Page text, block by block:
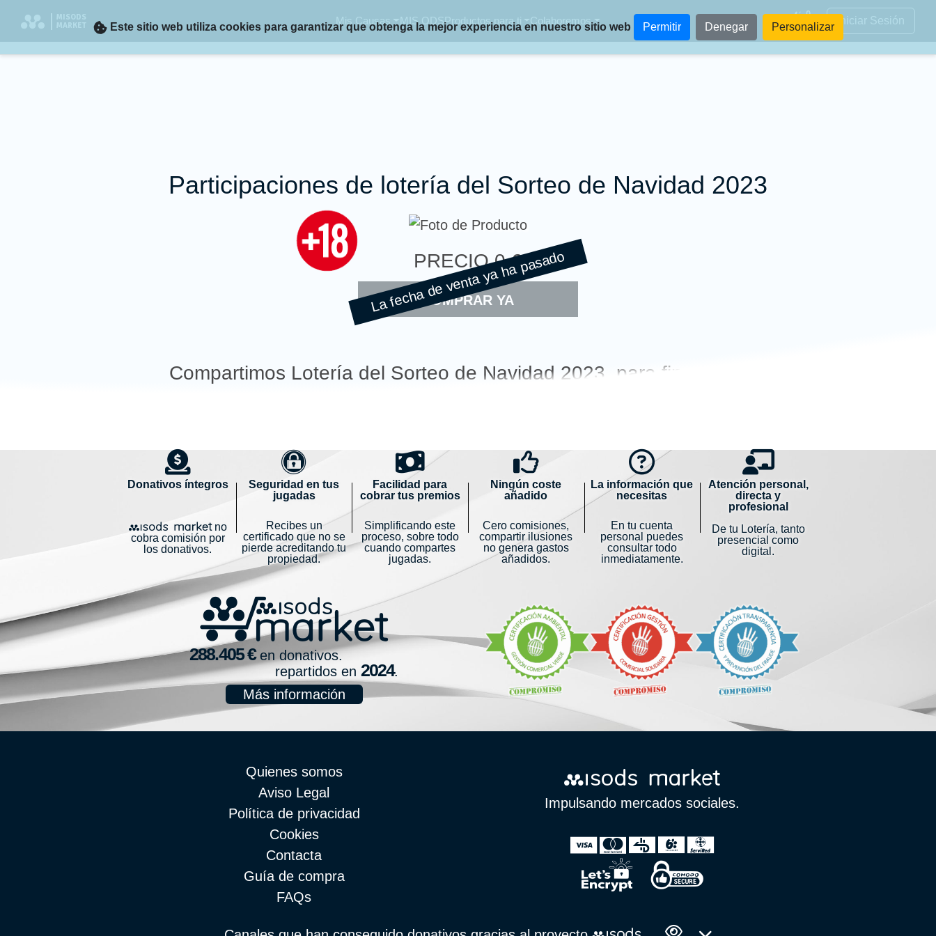
MISODS
MARKET
Mis Causas MIS ODSProductos para ti Colaboremos
0
Iniciar Sesión
Participaciones de lotería del Sorteo de Navidad 2023
PRECIO0 €
COMPRAR YA
La fecha de venta ya ha pasado
Compartimos Lotería del Sorteo de Navidad 2023, para financiar las
Donativos íntegros
no
cobra comisión por
los donativos.
Seguridad en tus
jugadas
Recibes un
certificado que no se
pierde acreditando tu
propiedad.
Facilidad para
cobrar tus premios
Simplificando este
proceso, sobre todo
cuando compartes
jugadas.
Ningún coste
añadido
Cero comisiones,
compartir ilusiones
no genera gastos
añadidos.
La información que
necesitas
En tu cuenta
personal puedes
consultar todo
inmediatamente.
Atención personal,
directa y
profesional
De tu Lotería, tanto
presencial como
digital.
en donativos.
repartidos en
.
Más información
Quienes somos
Aviso Legal
Política de privacidad
Cookies
Contacta
Guía de compra
FAQs
Impulsando mercados sociales.
Este sitio web utiliza cookies para garantizar que obtenga la mejor experiencia en nuestro sitio web Permitir Denegar Personalizar